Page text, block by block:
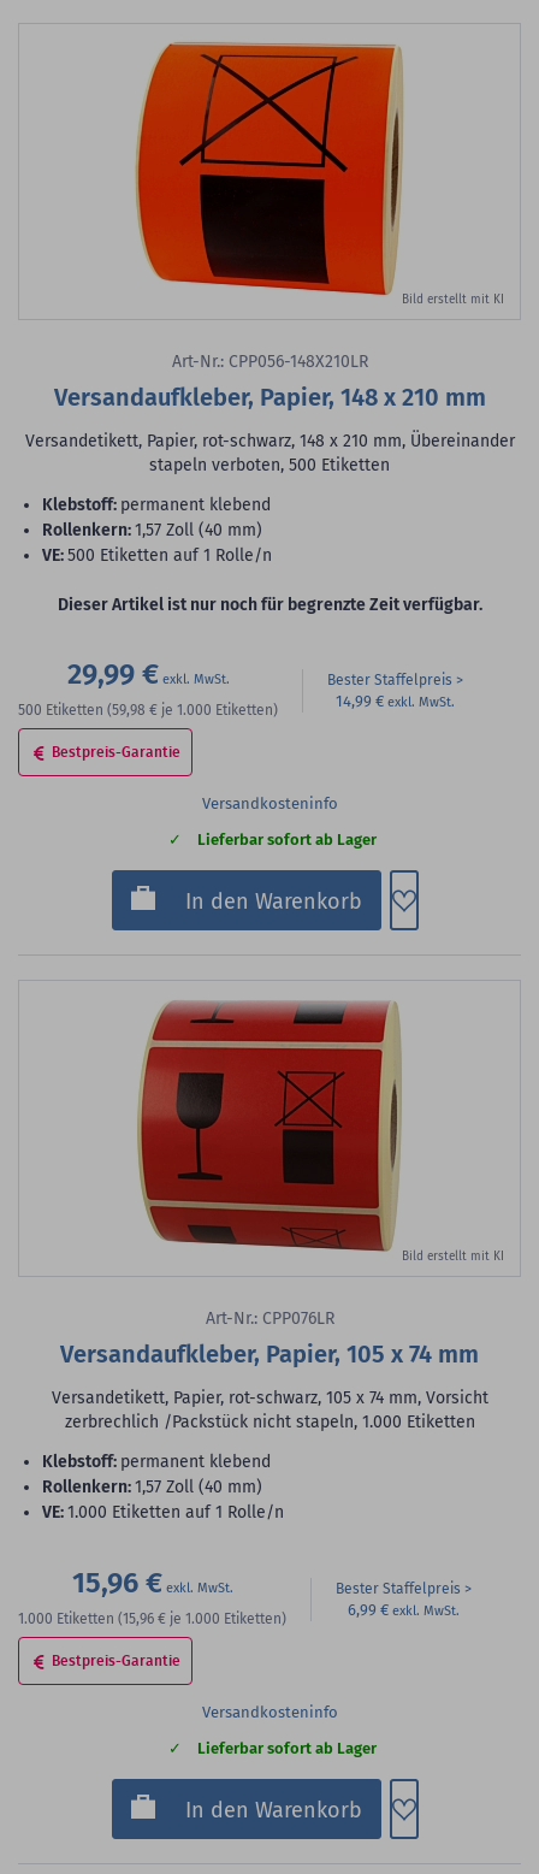
Bild erstellt mit KI
Art-Nr.: CPP056-148X210LR
Versandaufkleber, Papier, 148 x 210 mm
Versandetikett, Papier, rot-schwarz, 148 x 210 mm, Übereinander
stapeln verboten, 500 Etiketten
Klebstoff: permanent klebend
Rollenkern:1,57 Zoll (40 mm)
VE:500 Etiketten auf 1 Rolle/n
Dieser Artikel ist nur noch für begrenzte Zeit verfügbar.
29,99 €
500 Etiketten (59,98 € je 1.000 Etiketten)
Bester Staffelpreis
14,99 €
Bestpreis-Garantie
Versandkosteninfo
Lieferbar sofort ab Lager
In den Warenkorb Zum
Bild erstellt mit KI
Art-Nr.: CPP076LR
Versandaufkleber, Papier, 105 x 74 mm
Versandetikett, Papier, rot-schwarz, 105 x 74 mm, Vorsicht
zerbrechlich /Packstück nicht stapeln, 1.000 Etiketten
Klebstoff: permanent klebend
Rollenkern:1,57 Zoll (40 mm)
VE:1.000 Etiketten auf 1 Rolle/n
15,96 €
1.000 Etiketten (15,96 € je 1.000 Etiketten)
Bester Staffelpreis
6,99 €
Bestpreis-Garantie
Versandkosteninfo
Lieferbar sofort ab Lager
In den Warenkorb Zum